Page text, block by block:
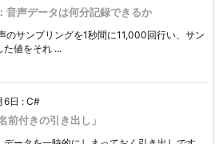
音声データは何分記録できるか
のサンプリングを1秒間に11,000回行い、サン
た値をそれ ...
6日 : C#
前付きの引き出し」